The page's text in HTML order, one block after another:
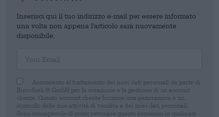
Inserisci qui il tuo indirizzo e-mail per essere informato
una volta non appena l'articolo sarà nuovamente
disponibile.
Acconsento al trattamento dei miei dati personali da parte di
Bierothek ® GmbH per la creazione e la gestione di un account
cliente. Questo account cliente fornisce una panoramica e un
controllo delle mie attività di vendita e dei miei dati personali.
Sono consapevole di poter revocare questo consenso in qualsiasi